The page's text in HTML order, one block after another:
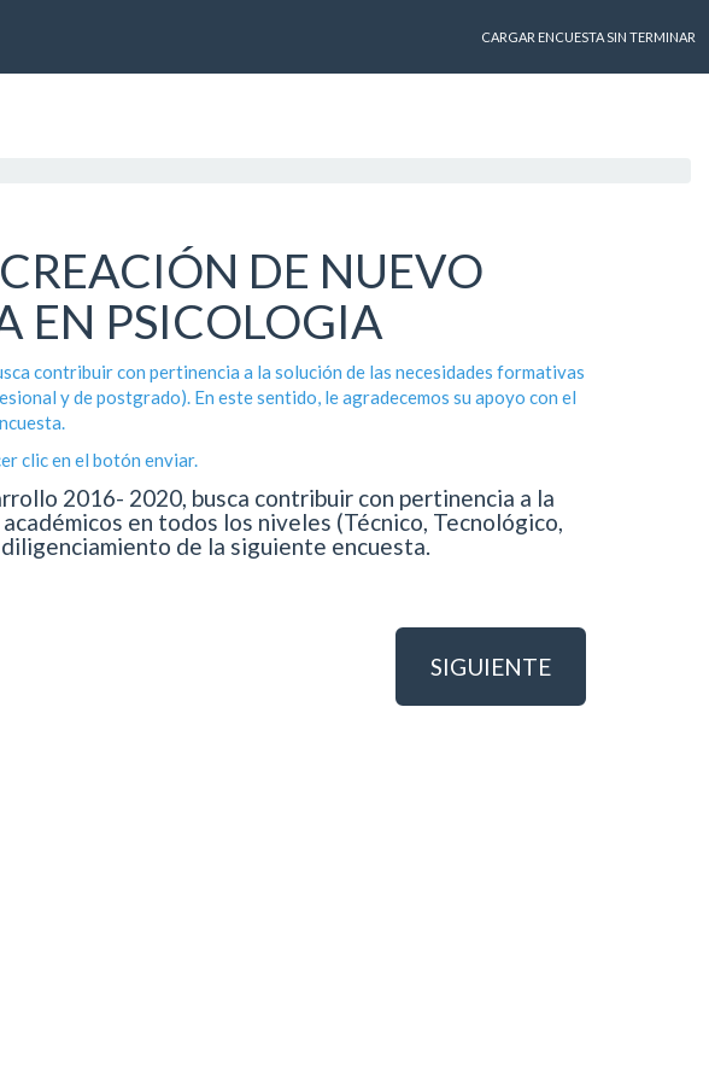
CARGAR ENCUESTA SIN TERMINAR
DE NUEVO
EN PSICOLOGIA
contribuir con pertinencia a la solución de las necesidades formativas
y de postgrado). En este sentido, le agradecemos su apoyo con el
clic en el botón enviar.
2016- 2020, busca contribuir con pertinencia a la
en todos los niveles (Técnico, Tecnológico,
de la siguiente encuesta.
SIGUIENTE